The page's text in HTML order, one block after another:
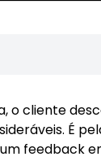
o cliente
É
feedback